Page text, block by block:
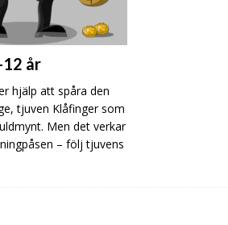
år
hjälp att spåra den
tjuven Klåfinger som
Men det verkar
– följ tjuvens